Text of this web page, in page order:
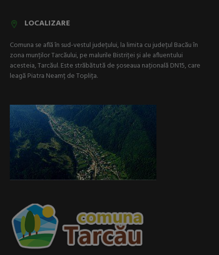
LOCALIZARE
Comuna se află în sud-vestul județului, la limita cu județul Bacău în
zona munților Tarcăului, pe malurile Bistriței și ale afluentului
acesteia, Tarcăul. Este străbătută de șoseaua națională DN15, care
leagă Piatra Neamț de Toplița.